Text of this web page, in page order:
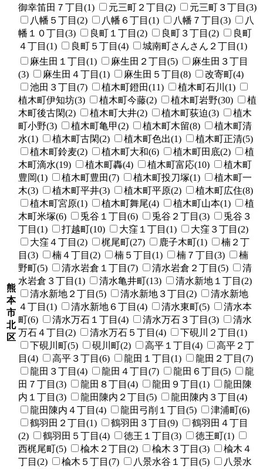
御幸笛田７丁目(1)
元三町２丁目(2)
元三町３丁目(3)
八幡５丁目(2)
八幡６丁目(1) 八幡７丁目(3)
八
幡１０丁目(3)
良町１丁目(2) 良町３丁目(2)
良町
４丁目(1)
良町５丁目(4) 城南町さんさん２丁目(1)
熊
本
市
北
区
麻生田１丁目(1) 麻生田２丁目(5)
麻生田３丁目
(3)
麻生田４丁目(1) 麻生田５丁目(8)
改寄町(4)
池田３丁目(7)
植木町鐙田(11)
植木町石川(1)
植木町伊知坊(3)
植木町今藤(2) 植木町岩野(30)
植
木町後古閑(2)
植木町大井(2) 植木町荻迫(3)
植木
町小野(3)
植木町亀甲(2) 植木町木留(8)
植木町清
水(1)
植木町古閑(2) 植木町色出(1)
植木町正清(5)
植木町鈴麦(2)
植木町大和(6) 植木町田底(2)
植
木町滴水(19)
植木町轟(4) 植木町富応(10)
植木町
豊岡(1)
植木町豊田(7) 植木町投刀塚(1)
植木町一
木(3)
植木町平井(3) 植木町平原(2)
植木町広住(8)
植木町宮原(1)
植木町舞尾(4) 植木町山本(1)
植
木町米塚(6)
兎谷１丁目(6) 兎谷２丁目(3)
兎谷３
丁目(1)
打越町(10) 大窪１丁目(1)
大窪３丁目(2)
大窪４丁目(2)
梶尾町(27) 鹿子木町(1)
楠２丁
目(3)
楠４丁目(2) 楠５丁目(1) 楠７丁目(3)
楠
野町(5)
清水岩倉１丁目(7) 清水岩倉２丁目(5)
清
水岩倉３丁目(1)
清水亀井町(13)
清水新地１丁目(2)
清水新地２丁目(5)
清水新地３丁目(2)
清水新地
４丁目(1)
清水新地６丁目(4) 清水東町(5)
清水本
町(6)
清水万石１丁目(4) 清水万石３丁目(3)
清水
万石４丁目(2)
清水万石５丁目(4)
下硯川２丁目(1)
下硯川町(5)
硯川町(2) 高平１丁目(4)
高平２丁
目(4)
高平３丁目(6) 龍田１丁目(1)
龍田２丁目(7)
龍田３丁目(4)
龍田４丁目(7) 龍田６丁目(5)
龍
田７丁目(3)
龍田８丁目(4) 龍田９丁目(1)
龍田陳
内１丁目(3)
龍田陳内２丁目(5)
龍田陳内３丁目(4)
龍田陳内４丁目(4)
龍田弓削１丁目(5)
津浦町(6)
鶴羽田２丁目(1)
鶴羽田３丁目(9)
鶴羽田４丁目
(2)
鶴羽田５丁目(4) 徳王１丁目(3)
徳王町(1)
西梶尾町(5)
楡木２丁目(2) 楡木３丁目(3)
楡木４
丁目(2)
楡木５丁目(7) 八景水谷１丁目(5)
八景水